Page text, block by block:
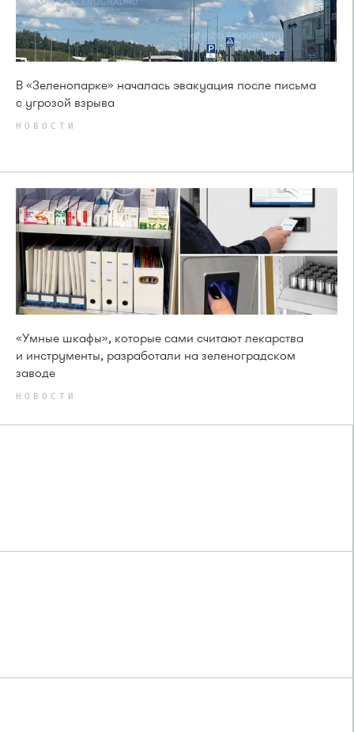
В «Зеленопарке» началась эвакуация после письма
с угрозой взрыва
НОВОСТИ
«Умные шкафы», которые сами считают лекарства
и инструменты, разработали на зеленоградском
заводе
НОВОСТИ